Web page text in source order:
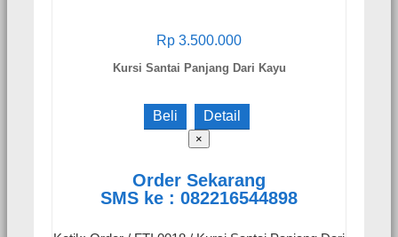
Rp 3.500.000
Kursi Santai Panjang Dari Kayu
Beli Detail
×
Order Sekarang
SMS ke : 082216544898